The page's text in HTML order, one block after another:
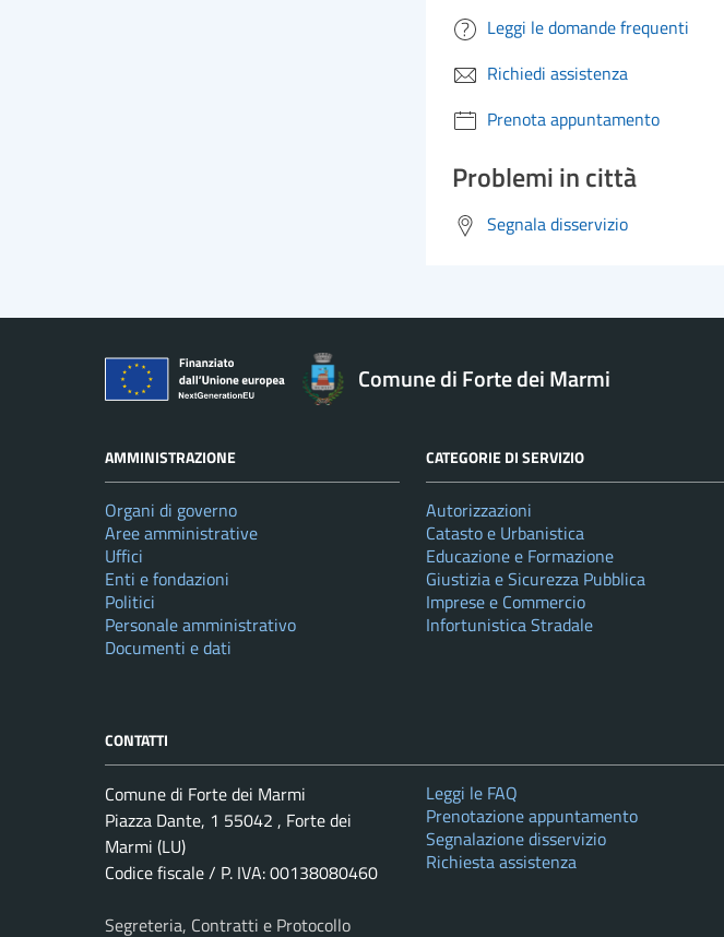
Leggi le domande frequenti
Richiedi assistenza
Prenota appuntamento
Problemi in città
Segnala disservizio
Comune di Forte dei Marmi
AMMINISTRAZIONE
Organi di governo
Aree amministrative
Uffici
Enti e fondazioni
Politici
Personale amministrativo
Documenti e dati
CATEGORIE DI SERVIZIO
Autorizzazioni
Catasto e Urbanistica
Educazione e Formazione
Giustizia e Sicurezza Pubblica
Imprese e Commercio
Infortunistica Stradale
CONTATTI
Comune di Forte dei Marmi
Piazza Dante, 1 55042 , Forte dei
Marmi (LU)
Codice fiscale / P. IVA: 00138080460
Segreteria, Contratti e Protocollo
Leggi le FAQ
Prenotazione appuntamento
Segnalazione disservizio
Richiesta assistenza